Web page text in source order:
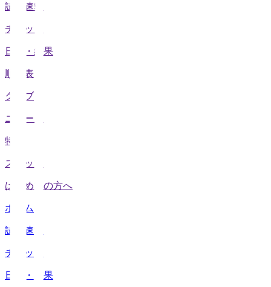
試合速報
チケット
日程・結果
順位表
クラブ
ニュース
特集
スタッツ
はじめての方へ
ホーム
試合速報
チケット
日程・結果